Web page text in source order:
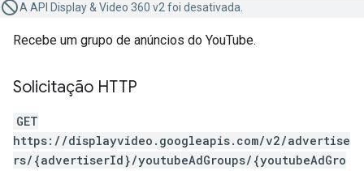
A API Display & Video 360 v2 foi desativada.
Recebe um grupo de anúncios do YouTube.
Solicitação HTTP
GET
https://displayvideo.googleapis.com/v2/advertise
rs/{advertiserId}/youtubeAdGroups/{youtubeAdGro